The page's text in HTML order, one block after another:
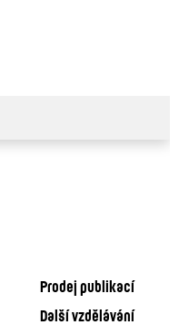
Prodej publikací
Další vzdělávání